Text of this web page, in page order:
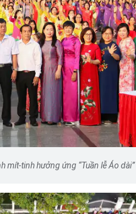
mít-tinh hưởng ứng “Tuần lễ Áo dài”